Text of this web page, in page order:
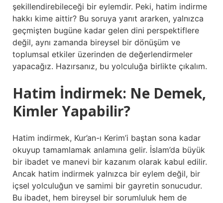
şekillendirebileceği bir eylemdir. Peki, hatim indirme
hakkı kime aittir? Bu soruya yanıt ararken, yalnızca
geçmişten bugüne kadar gelen dini perspektiflere
değil, aynı zamanda bireysel bir dönüşüm ve
toplumsal etkiler üzerinden de değerlendirmeler
yapacağız. Hazırsanız, bu yolculuğa birlikte çıkalım.
Hatim İndirmek: Ne Demek,
Kimler Yapabilir?
Hatim indirmek, Kur’an-ı Kerim’i baştan sona kadar
okuyup tamamlamak anlamına gelir. İslam’da büyük
bir ibadet ve manevi bir kazanım olarak kabul edilir.
Ancak hatim indirmek yalnızca bir eylem değil, bir
içsel yolculuğun ve samimi bir gayretin sonucudur.
Bu ibadet, hem bireysel bir sorumluluk hem de